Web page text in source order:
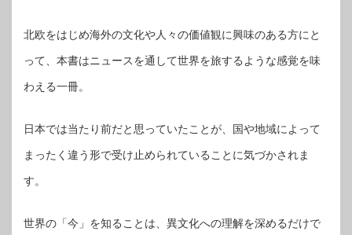
北欧をはじめ海外の文化や人々の価値観に興味のある方にと
って、本書はニュースを通して世界を旅するような感覚を味
わえる一冊。
日本では当たり前だと思っていたことが、国や地域によって
まったく違う形で受け止められていることに気づかされま
す。
世界の「今」を知ることは、異文化への理解を深めるだけで